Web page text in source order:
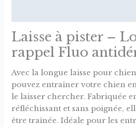
Laisse à pister –
rappel Fluo
Avec la longue laisse pour
pouvez entraîner votre chien
le laisser chercher. Fabriquée
réfléchissant et sans poignée,
être traînée. Idéale pour les